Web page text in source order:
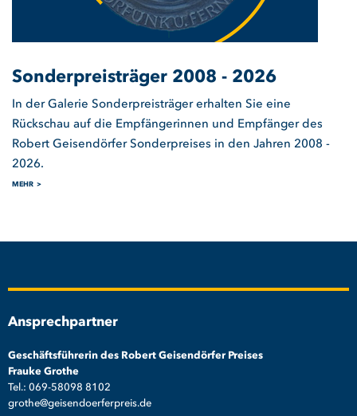
Sonderpreisträger 2008 - 2026
In der Galerie Sonderpreisträger erhalten Sie eine
Rückschau auf die Empfängerinnen und Empfänger des
Robert Geisendörfer Sonderpreises in den Jahren 2008 -
2026.
MEHR
Ansprechpartner
Geschäftsführerin des Robert Geisendörfer Preises
Frauke Grothe
Tel.: 069-58098 8102
grothe@geisendoerferpreis.de